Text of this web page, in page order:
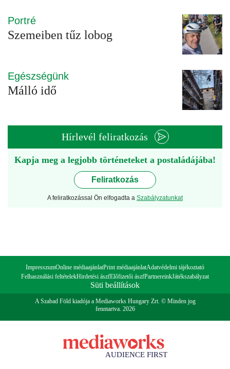
Portré
Szemeiben tűz lobog
Egészségünk
Málló idő
Hírlevél feliratkozás
Kapja meg a legjobb történeteket a postaládájába!
Feliratkozás
A feliratkozással Ön elfogadta a Szabályzatunkat
ImpresszumOnline médiaajánlatPrint médiaajánlatAdatvédelmi tájékoztató
Felhasználási feltételekHirdetési ászfElőfizetői ászfPartnereinkJátékszabályzat
Süti beállítások
A Szabad Föld kiadója a Mediaworks Hungary Zrt. © Minden jog
fenntartva. 2026